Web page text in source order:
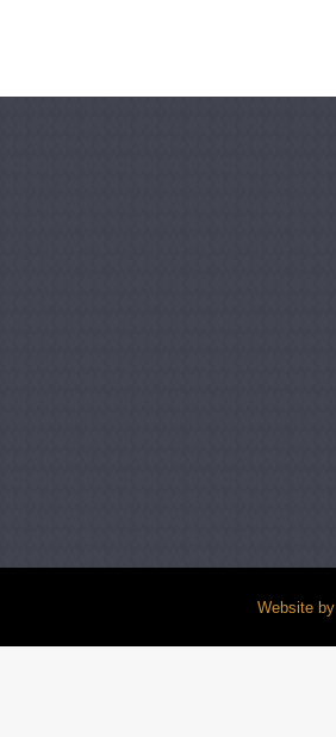
Website by